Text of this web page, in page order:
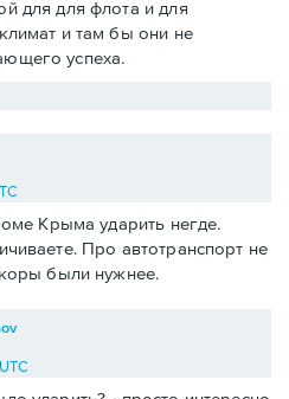
для для флота и для
и там бы они не
успеха.
Крыма ударить негде.
Про автотранспорт не
были нужнее.